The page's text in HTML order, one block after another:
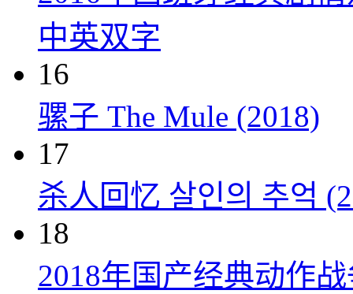
中英双字
16
骡子 The Mule (2018)
17
杀人回忆 살인의 추억
18
2018年国产经典动作